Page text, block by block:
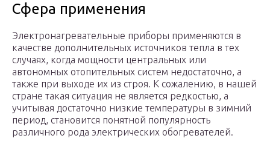
Сфера применения
Электронагревательные приборы применяются в
качестве дополнительных источников тепла в тех
случаях, когда мощности центральных или
автономных отопительных систем недостаточно, а
также при выходе их из строя. К сожалению, в нашей
стране такая ситуация не является редкостью, а
учитывая достаточно низкие температуры в зимний
период, становится понятной популярность
различного рода электрических обогревателей.